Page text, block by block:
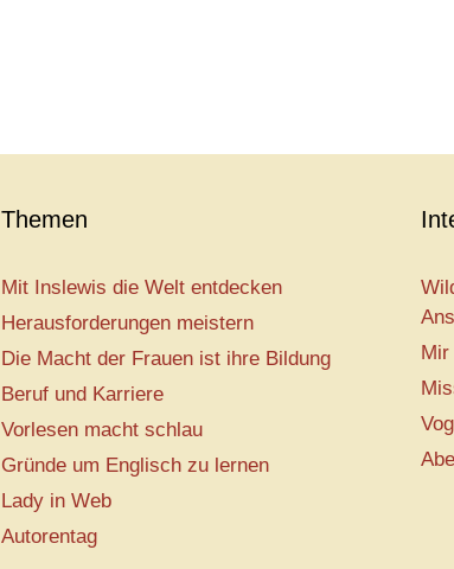
Themen
Mit Inslewis die Welt entdecken
Herausforderungen meistern
Die Macht der Frauen ist ihre Bildung
Beruf und Karriere
Vorlesen macht schlau
Gründe um Englisch zu lernen
Lady in Web
Autorentag